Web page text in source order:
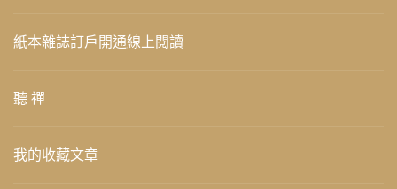
紙本雜誌訂戶開通線上閱讀
聽 禪
我的收藏文章